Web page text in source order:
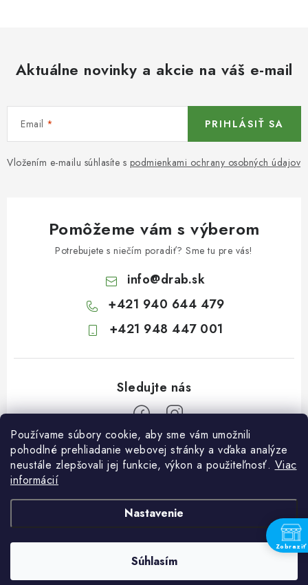
Používame súbory cookie, aby sme vám umožnili
pohodlné prehliadanie webovej stránky a vďaka analýze
neustále zlepšovali jej funkcie, výkon a použiteľnosť. Viac
informácií
Nastavenie
Súhlasím
Aktuálne novinky a akcie na váš e-mail
Email
Vložením e-mailu súhlasíte s podmienkami ochrany osobných údajov
PRIHLÁSIŤ SA
Pomôžeme vám s výberom
Potrebujete s niečím poradiť? Sme tu pre vás!
info@drab.sk
+421 940 644 479
+421 948 447 001
Informácie pre vás
Podmienky ochrany osobných údajov
Záhradkárstvo Dráb. Všetky práva vyhradené.
Zobraziť